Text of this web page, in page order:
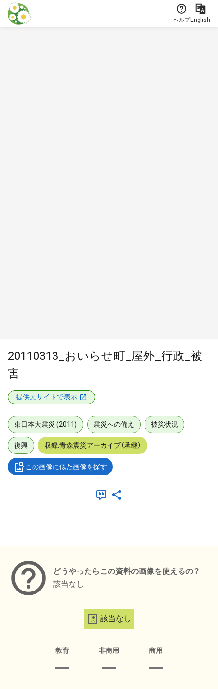
本文に飛ぶ
ヘルプEnglish
20110313_おいらせ町_屋外_行政_被
害
提供元サイトで表示
東日本大震災 (2011) 震災への備え 被災状況
復興 収録:青森震災アーカイブ（承継）
この画像に似た画像を探す
どうやったらこの資料の画像を使えるの？
該当なし
該当なし
教育 非商用 商用